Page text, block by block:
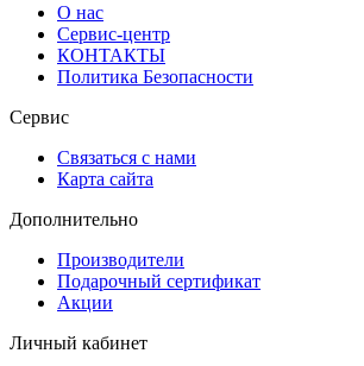
О нас
Сервис-центр
КОНТАКТЫ
Политика Безопасности
Сервис
Связаться с нами
Карта сайта
Дополнительно
Производители
Подарочный сертификат
Акции
Личный кабинет